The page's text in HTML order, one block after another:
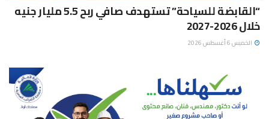
“القابضة للسياحة” تستهدف صافي ربح 5.5 مليار جنيه
خلال 2026-2027
الخميس 6 أغسطس 2026